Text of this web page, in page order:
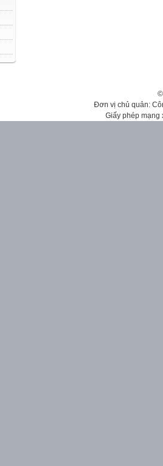
Đơn vị chủ quản:
Giấy phép mạng